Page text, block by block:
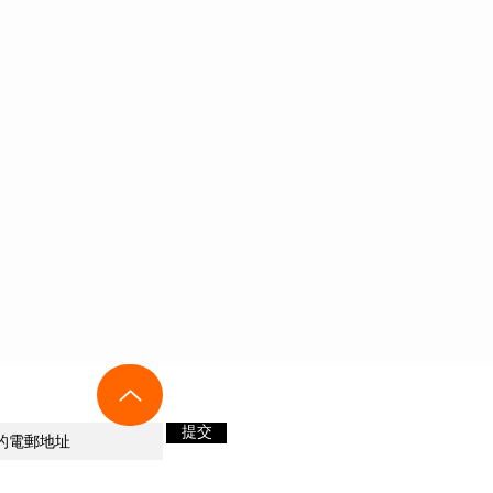
音響及優惠資訊！
提交